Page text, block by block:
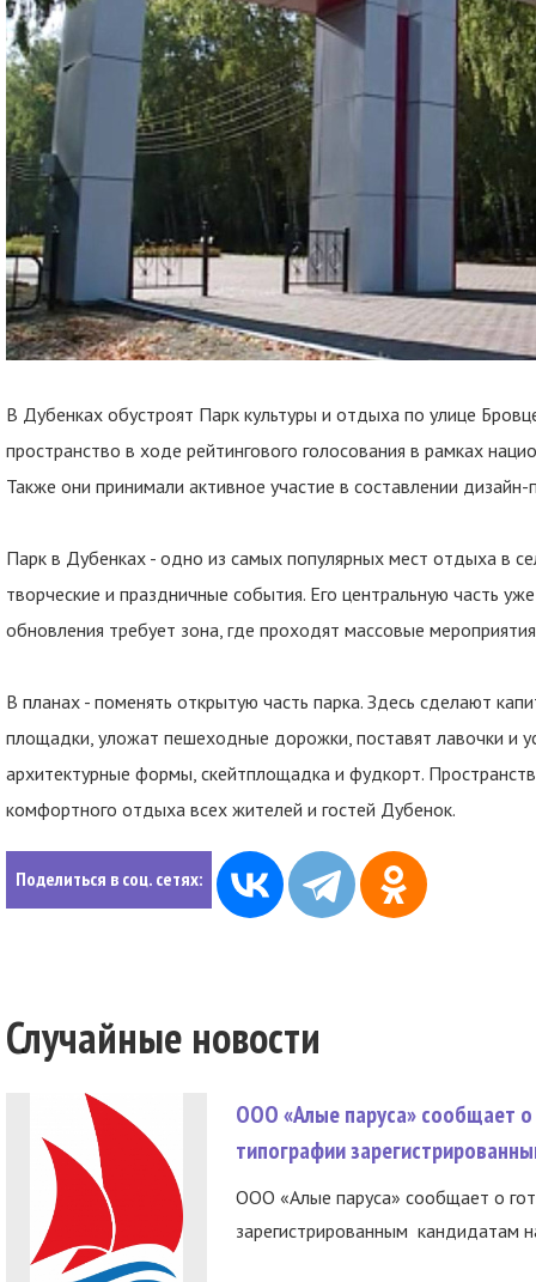
В Дубенках обустроят Парк культуры и отдыха по улице
пространство в ходе рейтингового голосования в рамках
Также они принимали активное участие в составлении дизайн-
Парк в Дубенках - одно из самых популярных мест отдыха в
творческие и праздничные события. Его центральную часть
обновления требует зона, где проходят массовые
В планах - поменять открытую часть парка. Здесь сделают
площадки, уложат пешеходные дорожки, поставят лавочки и
архитектурные формы, скейтплощадка и фудкорт.
комфортного отдыха всех жителей и гостей Дубенок.
Поделиться в соц. сетях:
Случайные новости
ООО «Алые паруса» сообщает о
типографии
ООО «Алые паруса» сообщает о
зарегистрированным кандидатам